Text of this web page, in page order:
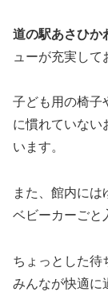
道の駅あさひか
ューが充実して
子ども用の椅子
に慣れていない
います。
また、館内には
ベビーカーごと
ちょっとした待
みんなが快適に